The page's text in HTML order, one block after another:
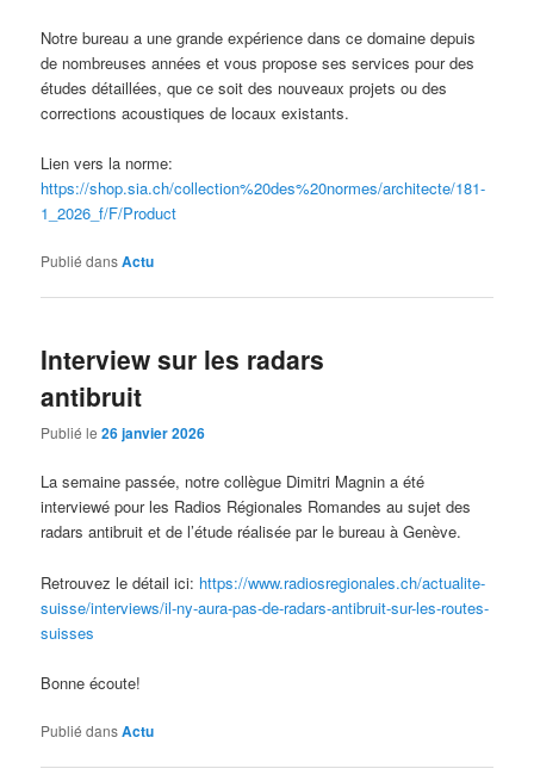
Notre bureau a une grande expérience dans ce domaine depuis
de nombreuses années et vous propose ses services pour des
études détaillées, que ce soit des nouveaux projets ou des
corrections acoustiques de locaux existants.
Lien vers la norme:
https://shop.sia.ch/collection%20des%20normes/architecte/181-
1_2026_f/F/Product
Publié dansActu
Interview sur les radars
antibruit
Publié le26 janvier 2026
La semaine passée, notre collègue Dimitri Magnin a été
interviewé pour les Radios Régionales Romandes au sujet des
radars antibruit et de l’étude réalisée par le bureau à Genève.
Retrouvez le détail ici: https://www.radiosregionales.ch/actualite-
suisse/interviews/il-ny-aura-pas-de-radars-antibruit-sur-les-routes-
suisses
Bonne écoute!
Publié dansActu